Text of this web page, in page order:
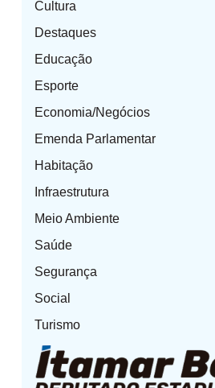
Cultura
Destaques
Educação
Esporte
Economia/Negócios
Emenda Parlamentar
Habitação
Infraestrutura
Meio Ambiente
Saúde
Segurança
Social
Turismo